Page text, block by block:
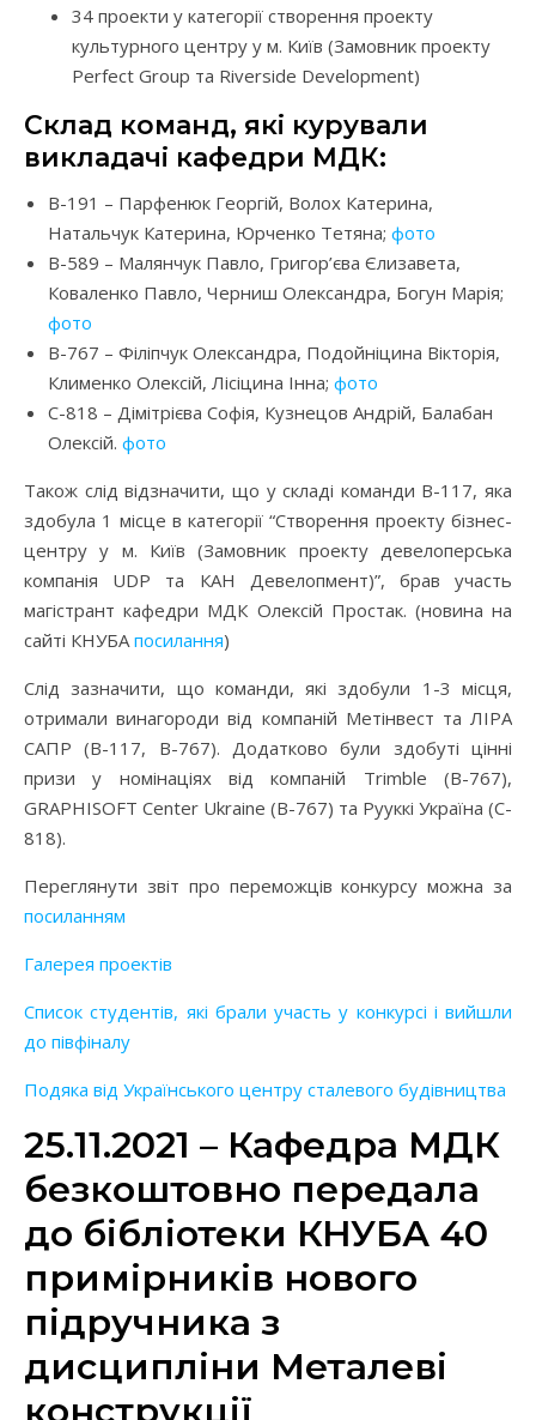
34 проекти у категорії створення проекту
культурного центру у м. Київ (Замовник проекту
Perfect Group та Riverside Development)
Склад команд, які курували
викладачі кафедри МДК:
B-191 – Парфенюк Георгій, Волох Катерина,
Натальчук Катерина, Юрченко Тетяна; фото
B-589 – Малянчук Павло, Григор’єва Єлизавета,
Коваленко Павло, Черниш Олександра, Богун Марія;
фото
B-767 – Філіпчук Олександра, Подойніцина Вікторія,
Клименко Олексій, Лісіцина Інна; фото
С-818 – Дімітрієва Софія, Кузнецов Андрій, Балабан
Олексій. фото
Також слід відзначити, що у складі команди B-117, яка
здобула 1 місце в категорії “Створення проекту бізнес-
центру у м. Київ (Замовник проекту девелоперська
компанія UDP та КАН Девелопмент)”, брав участь
магістрант кафедри МДК Олексій Простак. (новина на
сайті КНУБАпосилання)
Слід зазначити, що команди, які здобули 1-3 місця,
отримали винагороди від компаній Метінвест та ЛІРА
САПР (B-117, B-767). Додатково були здобуті цінні
призи у номінаціях від компаній Trimble (B-767),
GRAPHISOFT Center Ukraine (B-767) та Рууккі Україна (C-
818).
Переглянути звіт про переможців конкурсу можна за
посиланням
Галерея проектів
Список студентів, які брали участь у конкурсі і вийшли
до півфіналу
Подяка від Українського центру сталевого будівництва
25.11.2021 – Кафедра МДК
безкоштовно передала
до бібліотеки КНУБА 40
примірників нового
підручника з
дисципліни Металеві